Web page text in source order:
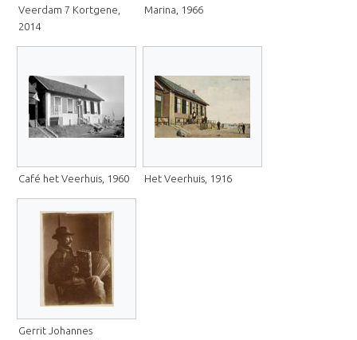
Veerdam 7 Kortgene,
2014
Marina, 1966
Café het Veerhuis, 1960 Het Veerhuis, 1916
Gerrit Johannes